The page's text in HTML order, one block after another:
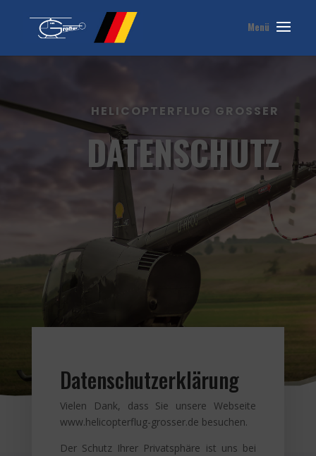
HELICOPTERFLUG GROSSER
DATENSCHUTZ
Datenschutzerklärung
Vielen Dank, dass Sie unsere Webseite
www.helicopterflug-grosser.de besuchen.
Der Schutz Ihrer Privatsphäre ist uns bei